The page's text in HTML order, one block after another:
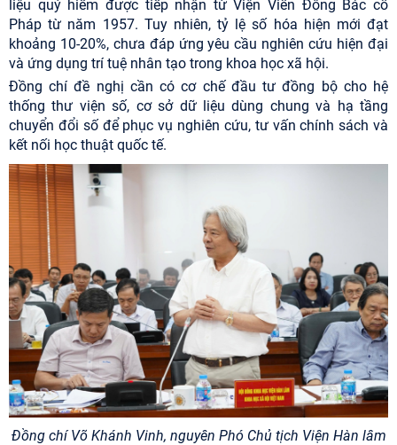
liệu quý hiếm được tiếp nhận từ Viện Viễn Đông Bác cổ
Pháp từ năm 1957. Tuy nhiên, tỷ lệ số hóa hiện mới đạt
khoảng 10-20%, chưa đáp ứng yêu cầu nghiên cứu hiện đại
và ứng dụng trí tuệ nhân tạo trong khoa học xã hội.
Đồng chí đề nghị cần có cơ chế đầu tư đồng bộ cho hệ
thống thư viện số, cơ sở dữ liệu dùng chung và hạ tầng
chuyển đổi số để phục vụ nghiên cứu, tư vấn chính sách và
kết nối học thuật quốc tế.
Đồng chí Võ Khánh Vinh, nguyên Phó Chủ tịch Viện Hàn lâm